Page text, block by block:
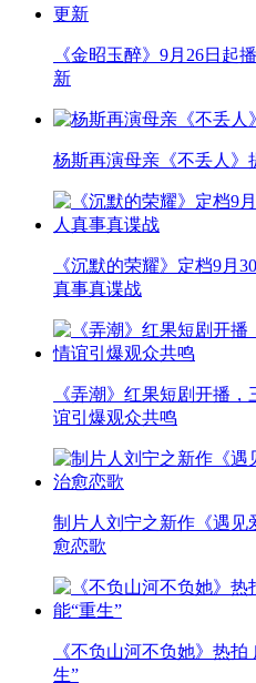
《金昭玉醉》9月26日起
新
杨斯再演母亲《不丢人》
《沉默的荣耀》定档9月
真事真谍战
《弄潮》红果短剧开播
谊引爆观众共鸣
制片人刘宁之新作《遇见
愈恋歌
《不负山河不负她》热
生”